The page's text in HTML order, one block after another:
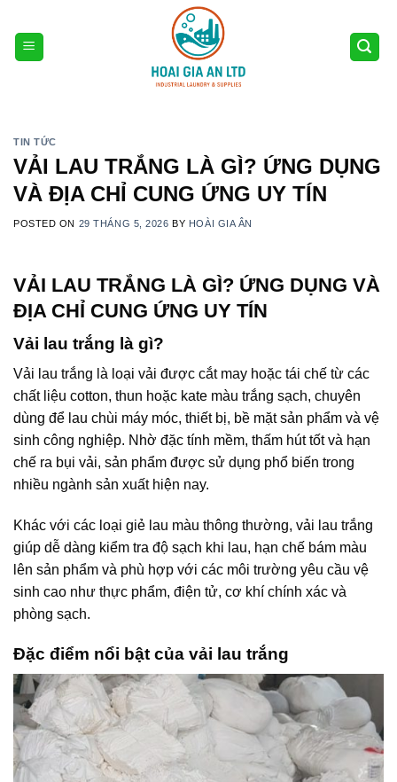
content
TIN TỨC
VẢI LAU TRẮNG LÀ GÌ? ỨNG DỤNG
VÀ ĐỊA CHỈ CUNG ỨNG UY TÍN
POSTED ON 29 THÁNG 5, 2026 BY HOÀI GIA ÂN
VẢI LAU TRẮNG LÀ GÌ? ỨNG DỤNG VÀ
ĐỊA CHỈ CUNG ỨNG UY TÍN
Vải lau trắng là gì?
Vải lau trắng là loại vải được cắt may hoặc tái chế từ các
chất liệu cotton, thun hoặc kate màu trắng sạch, chuyên
dùng để lau chùi máy móc, thiết bị, bề mặt sản phẩm và vệ
sinh công nghiệp. Nhờ đặc tính mềm, thấm hút tốt và hạn
chế ra bụi vải, sản phẩm được sử dụng phổ biến trong
nhiều ngành sản xuất hiện nay.
Khác với các loại giẻ lau màu thông thường, vải lau trắng
giúp dễ dàng kiểm tra độ sạch khi lau, hạn chế bám màu
lên sản phẩm và phù hợp với các môi trường yêu cầu vệ
sinh cao như thực phẩm, điện tử, cơ khí chính xác và
phòng sạch.
Đặc điểm nổi bật của vải lau trắng